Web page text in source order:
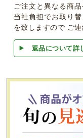
ご注文と異なる商
当社負担でお取り
を致しますので ご連
返品について詳